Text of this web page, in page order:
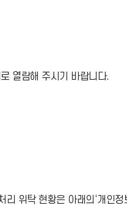
열람해 주시기 바랍니다.
위탁 현황은 아래의‘개인정